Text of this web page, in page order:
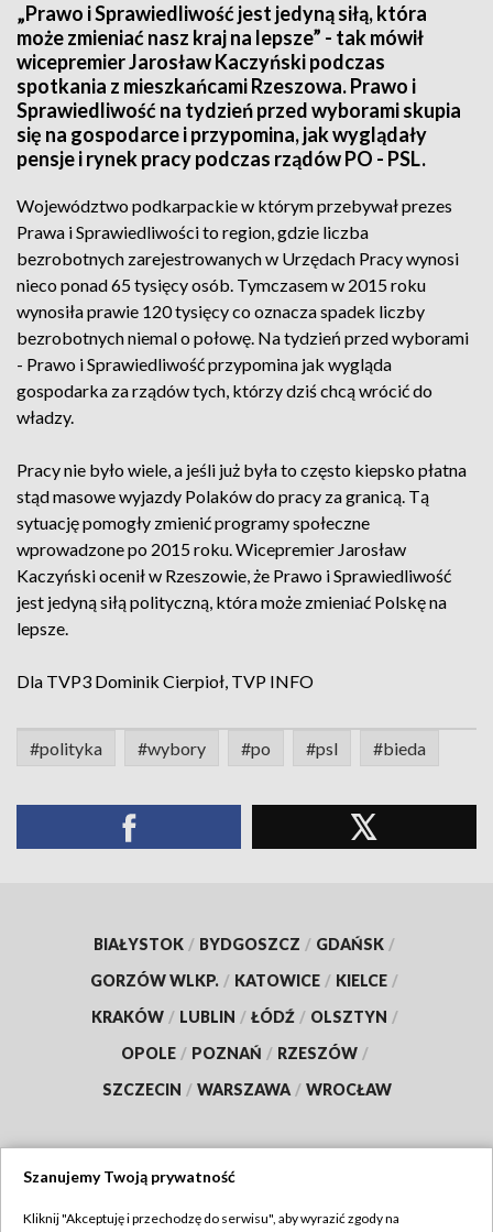
„Prawo i Sprawiedliwość jest jedyną siłą, która
może zmieniać nasz kraj na lepsze” - tak mówił
wicepremier Jarosław Kaczyński podczas
spotkania z mieszkańcami Rzeszowa. Prawo i
Sprawiedliwość na tydzień przed wyborami skupia
się na gospodarce i przypomina, jak wyglądały
pensje i rynek pracy podczas rządów PO - PSL.
Województwo podkarpackie w którym przebywał prezes
Prawa i Sprawiedliwości to region, gdzie liczba
bezrobotnych zarejestrowanych w Urzędach Pracy wynosi
nieco ponad 65 tysięcy osób. Tymczasem w 2015 roku
wynosiła prawie 120 tysięcy co oznacza spadek liczby
bezrobotnych niemal o połowę. Na tydzień przed wyborami
- Prawo i Sprawiedliwość przypomina jak wygląda
gospodarka za rządów tych, którzy dziś chcą wrócić do
władzy.
Pracy nie było wiele, a jeśli już była to często kiepsko płatna
stąd masowe wyjazdy Polaków do pracy za granicą. Tą
sytuację pomogły zmienić programy społeczne
wprowadzone po 2015 roku. Wicepremier Jarosław
Kaczyński ocenił w Rzeszowie, że Prawo i Sprawiedliwość
jest jedyną siłą polityczną, która może zmieniać Polskę na
lepsze.
Dla TVP3 Dominik Cierpioł, TVP INFO
#polityka #wybory #po #psl #bieda
BIAŁYSTOK / BYDGOSZCZ / GDAŃSK /
GORZÓW WLKP. / KATOWICE / KIELCE /
KRAKÓW / LUBLIN / ŁÓDŹ / OLSZTYN /
OPOLE / POZNAŃ / RZESZÓW /
SZCZECIN / WARSZAWA / WROCŁAW
Szanujemy Twoją prywatność
Kliknij "Akceptuję i przechodzę do serwisu", aby wyrazić zgody na